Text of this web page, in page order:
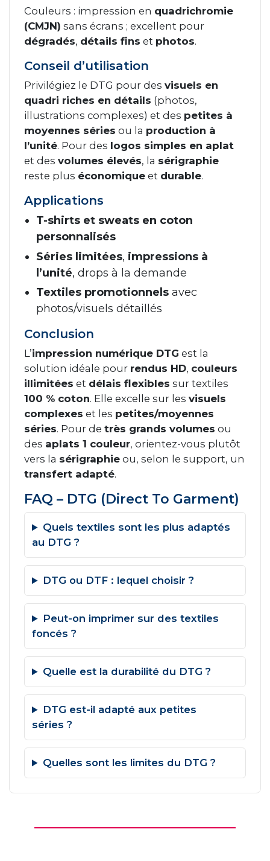
Couleurs : impression en quadrichromie
(CMJN) sans écrans ; excellent pour
dégradés, détails fins et photos.
Conseil d’utilisation
Privilégiez le DTG pour des visuels en
quadri riches en détails (photos,
illustrations complexes) et des petites à
moyennes séries ou la production à
l’unité. Pour des logos simples en aplat
et des volumes élevés, la sérigraphie
reste plus économique et durable.
Applications
T-shirts et sweats en coton
personnalisés
Séries limitées, impressions à
l’unité, drops à la demande
Textiles promotionnels avec
photos/visuels détaillés
Conclusion
L’impression numérique DTG est la
solution idéale pour rendus HD, couleurs
illimitées et délais flexibles sur textiles
100 % coton. Elle excelle sur les visuels
complexes et les petites/moyennes
séries. Pour de très grands volumes ou
des aplats 1 couleur, orientez-vous plutôt
vers la sérigraphie ou, selon le support, un
transfert adapté.
FAQ – DTG (Direct To Garment)
Quels textiles sont les plus adaptés
au DTG ?
DTG ou DTF : lequel choisir ?
Peut-on imprimer sur des textiles
foncés ?
Quelle est la durabilité du DTG ?
DTG est-il adapté aux petites
séries ?
Quelles sont les limites du DTG ?